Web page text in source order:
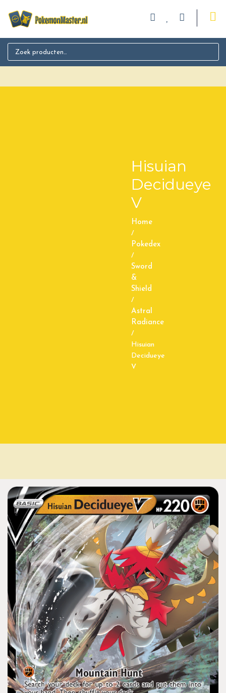
Search for:
Hisuian
Decidueye
V
Home
/
Pokedex
/
Sword
&
Shield
/
Astral
Radiance
/
Hisuian
Decidueye
V